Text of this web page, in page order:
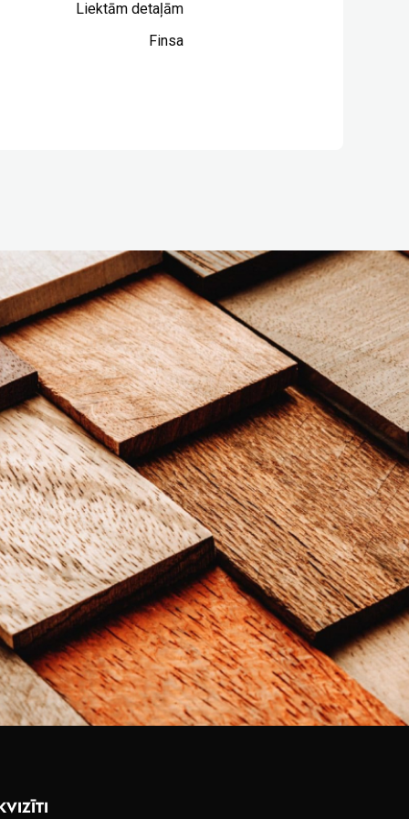
Liektām detaļām
Finsa